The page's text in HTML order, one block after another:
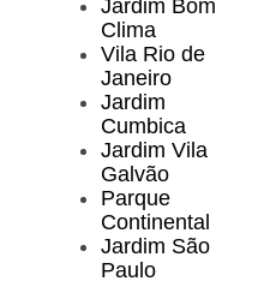
Jardim Bom
Clima
Vila Rio de
Janeiro
Jardim
Cumbica
Jardim Vila
Galvão
Parque
Continental
Jardim São
Paulo